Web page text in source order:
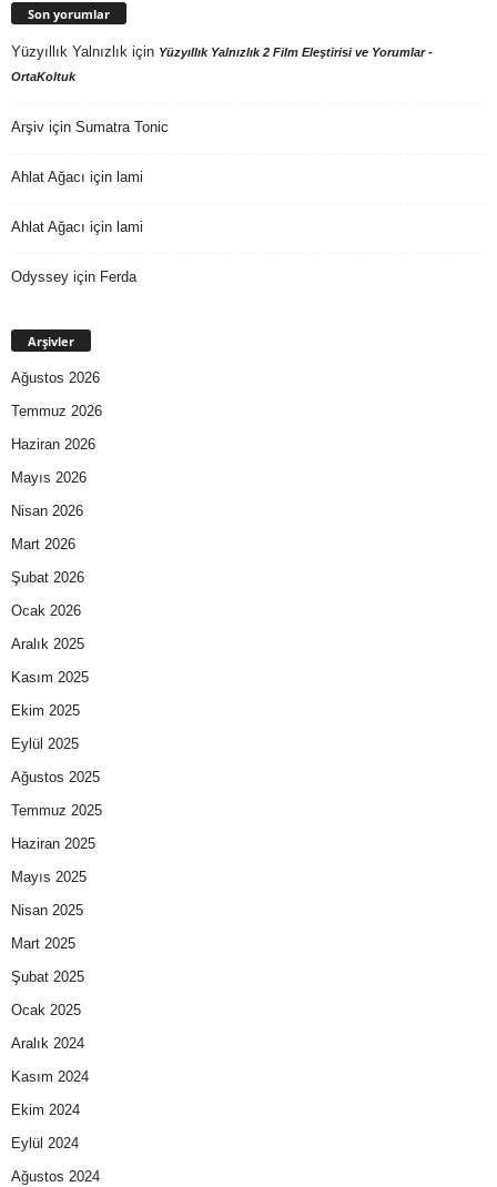
Son yorumlar
Yüzyıllık Yalnızlık için Yüzyıllık Yalnızlık 2 Film Eleştirisi ve Yorumlar -
OrtaKoltuk
Arşiv için Sumatra Tonic
Ahlat Ağacı için lami
Ahlat Ağacı için lami
Odyssey için Ferda
Arşivler
Ağustos 2026
Temmuz 2026
Haziran 2026
Mayıs 2026
Nisan 2026
Mart 2026
Şubat 2026
Ocak 2026
Aralık 2025
Kasım 2025
Ekim 2025
Eylül 2025
Ağustos 2025
Temmuz 2025
Haziran 2025
Mayıs 2025
Nisan 2025
Mart 2025
Şubat 2025
Ocak 2025
Aralık 2024
Kasım 2024
Ekim 2024
Eylül 2024
Ağustos 2024